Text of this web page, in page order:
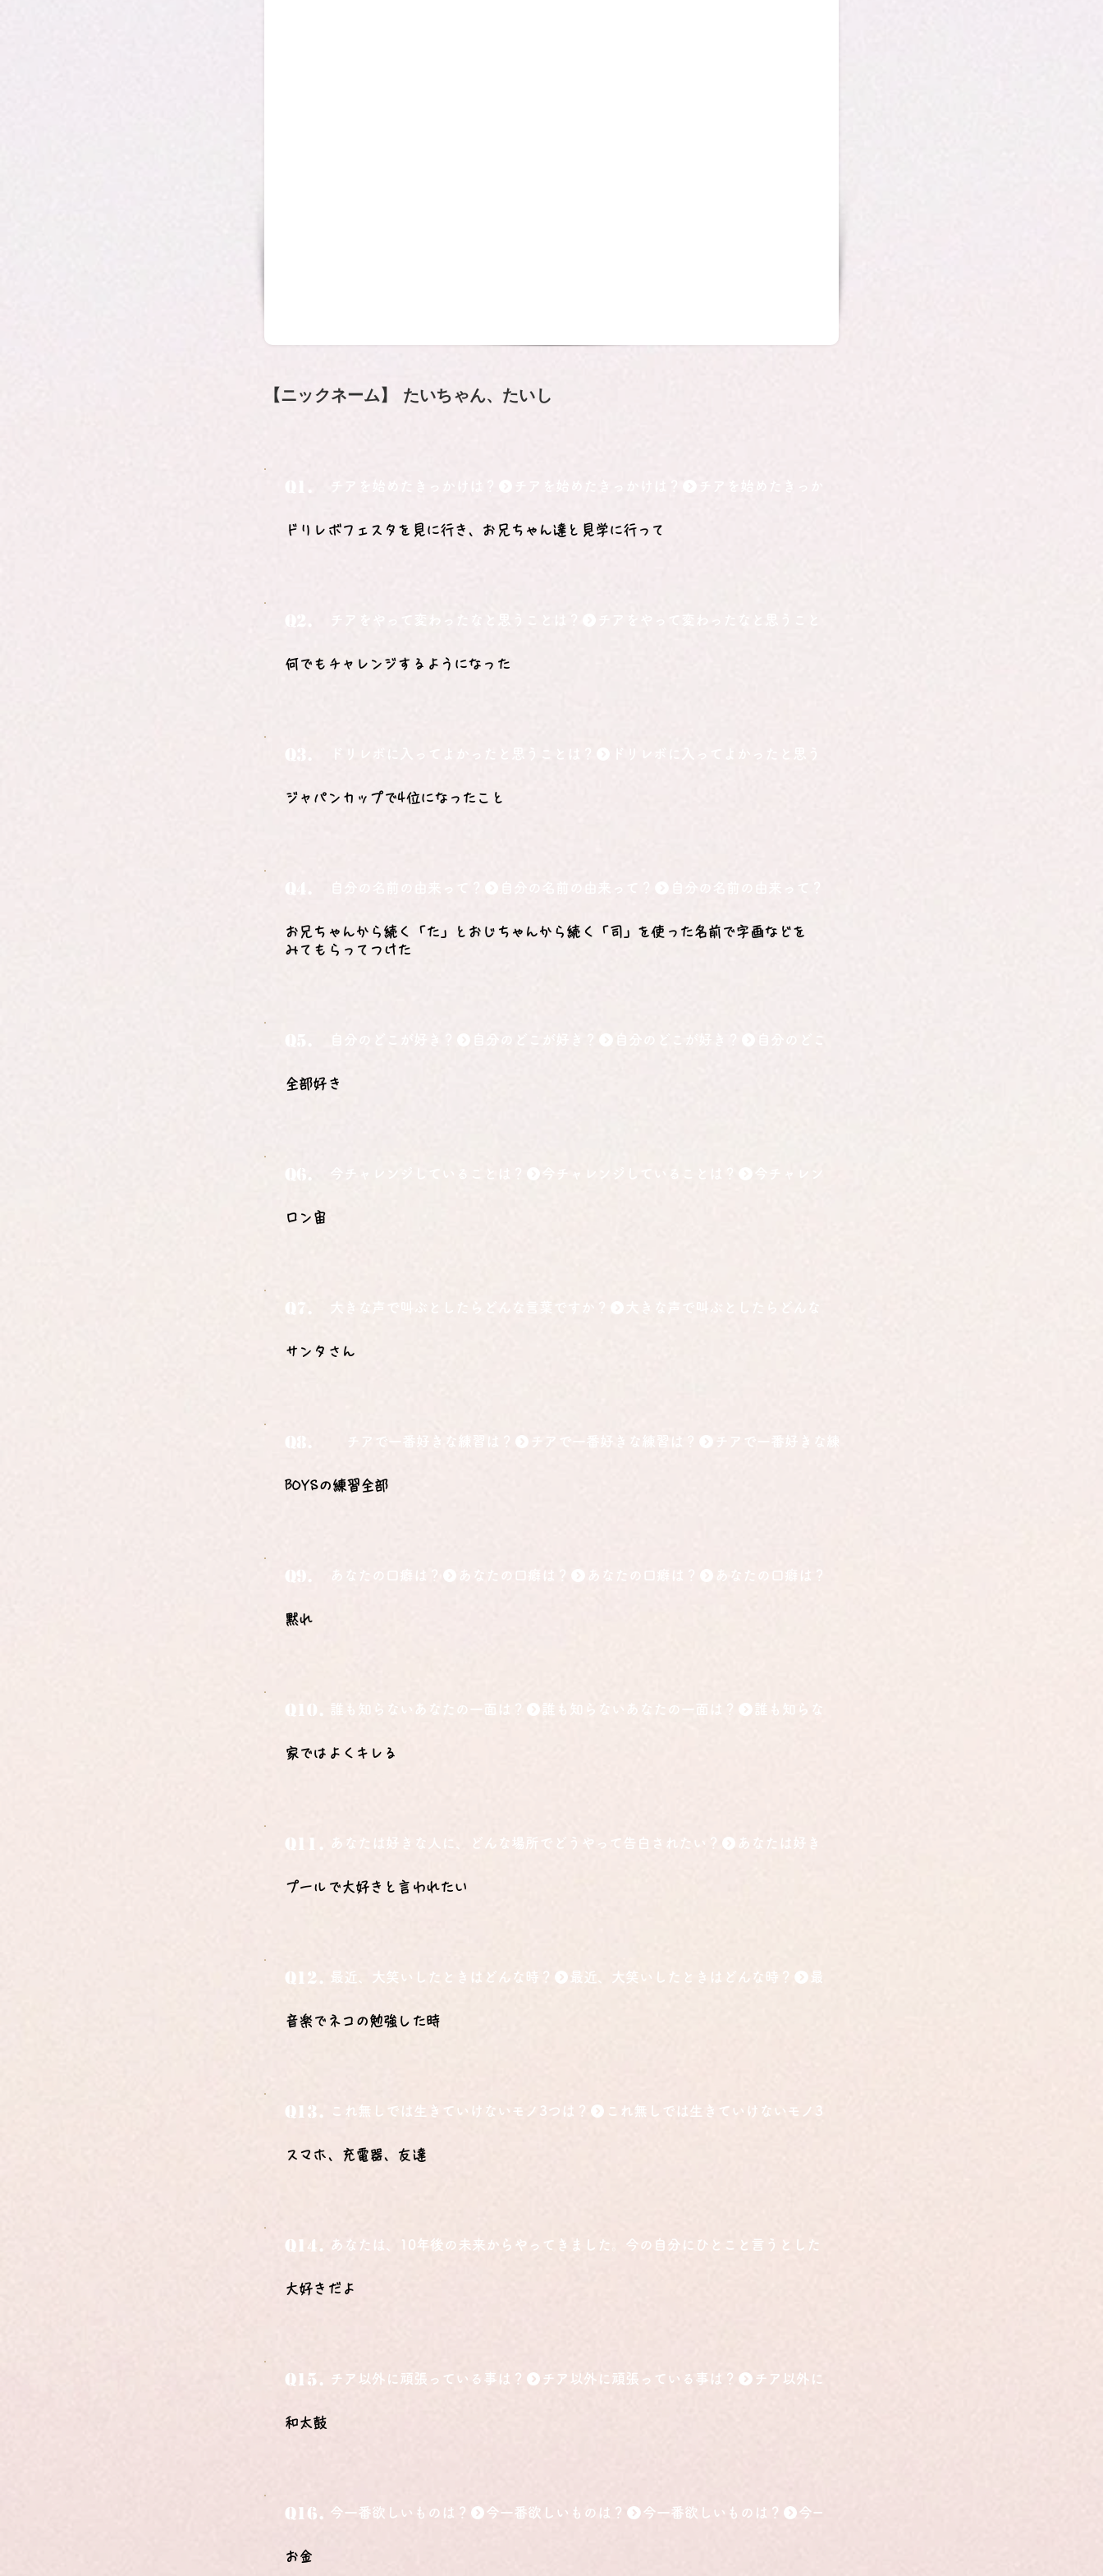
【ニックネーム】 たいちゃん、たいし
Q1.
ドリレボフェスタを見に行き、お兄ちゃん達と見学に行って
チアをやって変わったなと思うことは？
何でもチャレンジするようになった
ジャパンカップで4位になったこと
お兄ちゃんから続く「た」とおじちゃんから続く「司」を使った名前で字画などを
みてもらってつけた
全部好き
Q6. 今チャレンジしていることは？
ロン宙
Q7. 大きな声で叫ぶとしたらどんな言葉ですか？
サンタさん
チアで一番好きな練習は？
BOYSの練習全部
Q9. あなたの口癖は？
黙れ
Q10. 誰も知らないあなたの一面は？
家ではよくキレる
Q11. あなたは好きな人に、どんな場所でどうやって告白されたい？
プールで大好きと言われたい
Q12. 最近、大笑いしたときはどんな時？
音楽でネコの勉強した時
Q13. これ無しでは生きていけないモノ3つは？
スマホ、充電器、友達
Q14. あなたは、10年後の未来からやってきました。今の自分にひとこと言うとしたら？
大好きだよ
Q15. チア以外に頑張っている事は？
和太鼓
Q16. 今一番欲しいものは？
お金